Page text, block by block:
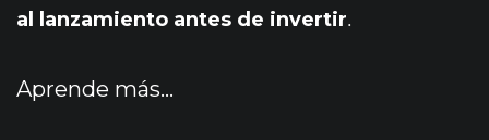
al lanzamiento antes de invertir.
Aprende más…